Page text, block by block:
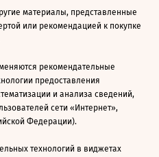
материалы, представленные
или рекомендацией к покупке
рекомендательные
предоставления
и анализа сведений,
сети «Интернет»,
Федерации).
технологий в виджетах